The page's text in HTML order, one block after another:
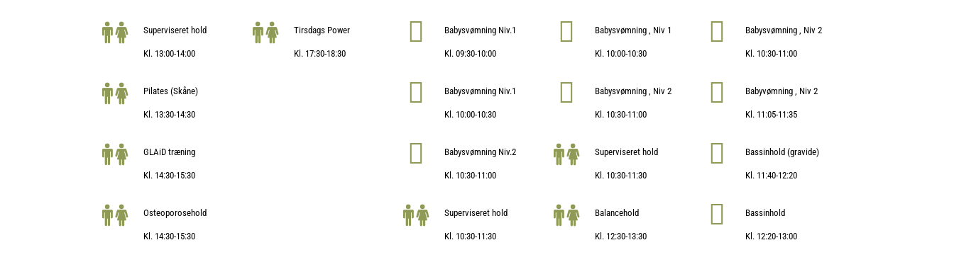
Superviseret hold
Kl. 13:00-14:00
Pilates (Skåne)
Kl. 13:30-14:30
GLAiD træning
Kl. 14:30-15:30
Osteoporosehold
Kl. 14:30-15:30
Tirsdags Power
Kl. 17:30-18:30
Babysvømning Niv.1
Kl. 09:30-10:00
Babysvømning Niv.1
Kl. 10:00-10:30
Babysvømning Niv.2
Kl. 10:30-11:00
Superviseret hold
Kl. 10:30-11:30
Babysvømning , Niv 1
Kl. 10:00-10:30
Babysvømning , Niv 2
Kl. 10:30-11:00
Superviseret hold
Kl. 10:30-11:30
Balancehold
Kl. 12:30-13:30
Babysvømning , Niv 2
Kl. 10:30-11:00
Babyvømning , Niv 2
Kl. 11:05-11:35
Bassinhold (gravide)
Kl. 11:40-12:20
Bassinhold
Kl. 12:20-13:00